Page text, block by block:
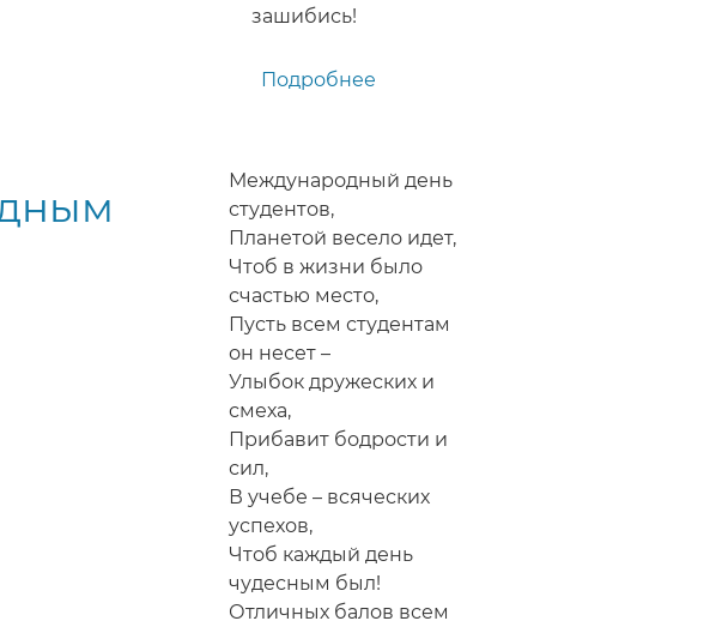
зашибись!
Подробнее
с
днем
Международный день
студентов,
Планетой весело идет,
Чтоб в жизни было
счастью место,
Пусть всем студентам
он несет –
Улыбок дружеских и
смеха,
Прибавит бодрости и
сил,
В учебе – всяческих
успехов,
Чтоб каждый день
чудесным был!
Отличных балов всем